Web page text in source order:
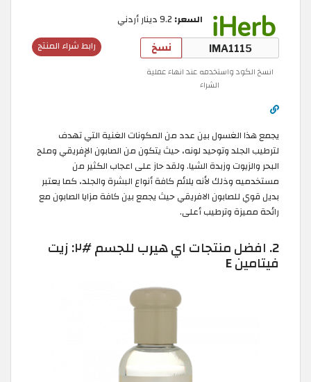
السعر: 9.2 دينار أردني
رابط شراء المنتج نسخ
انسخ الكود واستخدمه عند انهاء عملية
الشراء
يجمع هذا الغسول بين عدد من المكونات الغنية التي تهدف
لترطيب الجلد وتوحيد لونه، حيث يتكون من الصابون الإفريقي وملح
البحر والزيوت وزبدة الشيا. ولقد حاز على اعجاب الكثير من
مستخدميه وذلك لأنه يلائم كافة أنواع البشرة والجلد، كما يعتبر
بديل قوي للصابون الافريقي حيث يجمع بين كافة مزايا الصابون مع
رائحة مميزة وترطيب أعلى.
2. افضل منتجات اي هيرب للجسم #٢: زيت
فيتامين E